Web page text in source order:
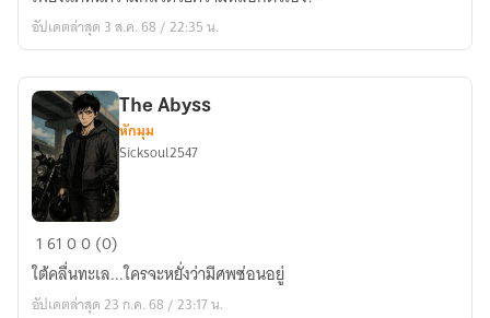
อัปเดตล่าสุด 3 ส.ค. 68 / 22:35 น.
The
Abyss
The Abyss
หักมุม
Sicksoul2547
16100 (0)
ใต้คลื่นทะเล...ใครจะหยั่งว่ามีศพซ่อนอยู่
อัปเดตล่าสุด 23 ก.ค. 68 / 23:17 น.